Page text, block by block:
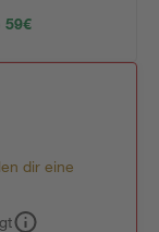
59€
dir eine